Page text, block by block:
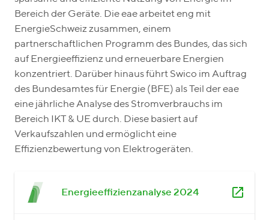
Bereich der Geräte. Die eae arbeitet eng mit
EnergieSchweiz zusammen, einem
partnerschaftlichen Programm des Bundes, das sich
auf Energieeffizienz und erneuerbare Energien
konzentriert. Darüber hinaus führt Swico im Auftrag
des Bundesamtes für Energie (BFE) als Teil der eae
eine jährliche Analyse des Stromverbrauchs im
Bereich IKT & UE durch. Diese basiert auf
Verkaufszahlen und ermöglicht eine
Effizienzbewertung von Elektrogeräten.
Energieeffizienzanalyse 2024